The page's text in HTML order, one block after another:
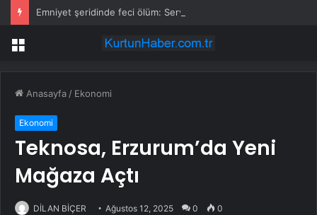
Menü
Anasayfa / Ekonomi
Ekonomi
Teknosa, Erzurum’da Yeni
Mağaza Açtı
DİLAN BİÇER Ağustos 12, 2025 0 0